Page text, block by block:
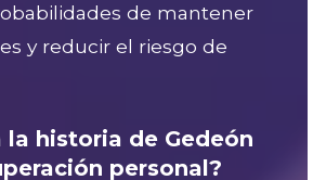
de mantener
y reducir el riesgo de
la historia de Gedeón
personal?